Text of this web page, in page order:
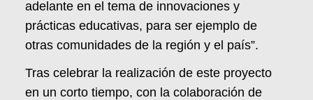
adelante en el tema de innovaciones y
prácticas educativas, para ser ejemplo de
otras comunidades de la región y el país”.
Tras celebrar la realización de este proyecto
en un corto tiempo, con la colaboración de